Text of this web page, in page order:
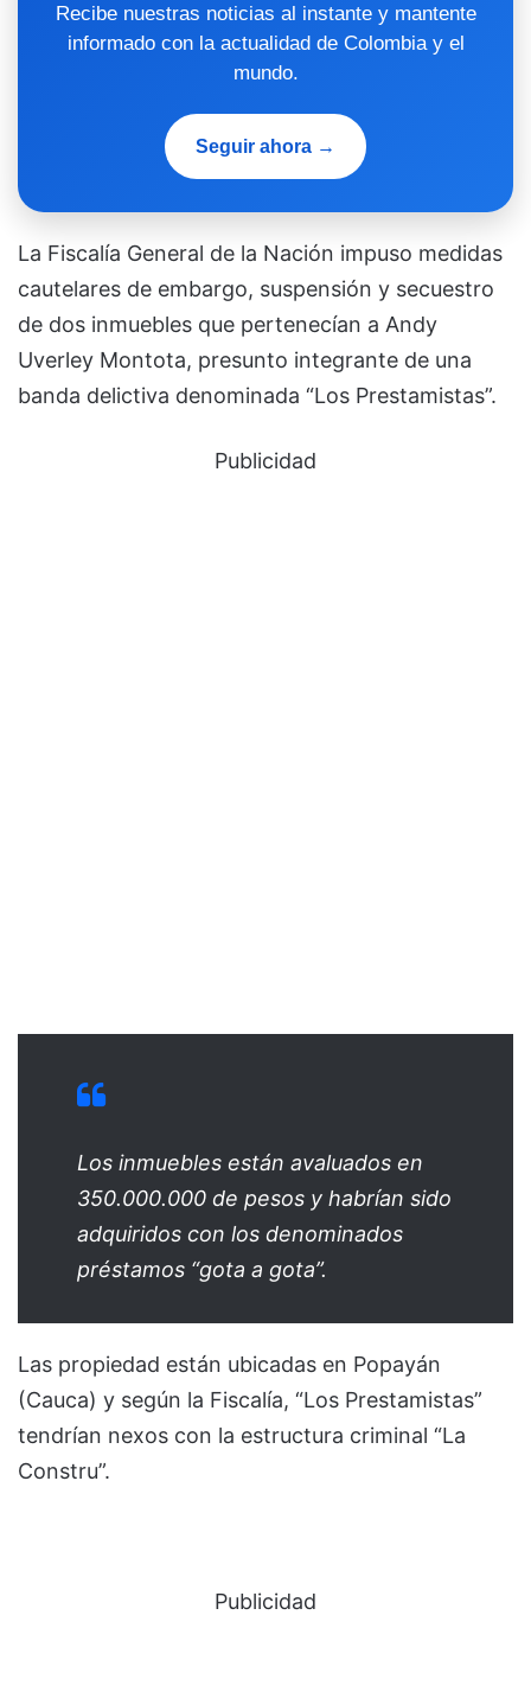
Recibe nuestras noticias al instante y mantente
informado con la actualidad de Colombia y el
mundo.
Seguir ahora →
La Fiscalía General de la Nación impuso medidas
cautelares de embargo, suspensión y secuestro
de dos inmuebles que pertenecían a Andy
Uverley Montota, presunto integrante de una
banda delictiva denominada “Los Prestamistas”.
Publicidad
Los inmuebles están avaluados en
350.000.000 de pesos y habrían sido
adquiridos con los denominados
préstamos “gota a gota”.
Las propiedad están ubicadas en Popayán
(Cauca) y según la Fiscalía, “Los Prestamistas”
tendrían nexos con la estructura criminal “La
Constru”.
Publicidad